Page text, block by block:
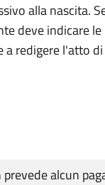
alla nascita.
deve indicare
redigere l'atto
alcun